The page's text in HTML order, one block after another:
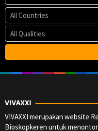
VIVAXXI
VIVAXXI merupakan website
Bioskopkeren untuk